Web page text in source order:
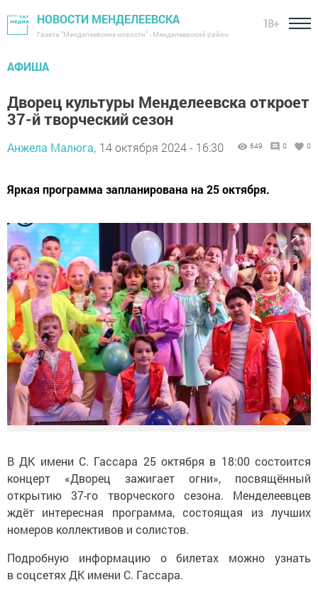
НОВОСТИ МЕНДЕЛЕЕВСКА
Газета "Менделеевские новости" - Менделеевский район
18+
АФИША
Дворец культуры Менделеевска откроет
37-й творческий сезон
Анжела Малюга, 14 октября 2024 - 16:30 649 0 0
Яркая программа запланирована на 25 октября.
В ДК имени С. Гассара 25 октября в 18:00 состоится
концерт «Дворец зажигает огни», посвящённый
открытию 37-го творческого сезона. Менделеевцев
ждёт интересная программа, состоящая из лучших
номеров коллективов и солистов.
Подробную информацию о билетах можно узнать
в соцсетях ДК имени С. Гассара.